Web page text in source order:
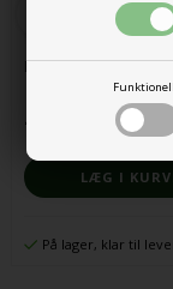
Fidgetkasse 16stk
473,00 DKK
På lager, klar til